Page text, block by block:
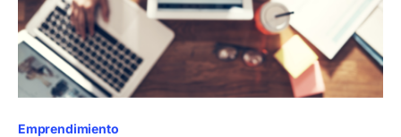
Emprendimiento